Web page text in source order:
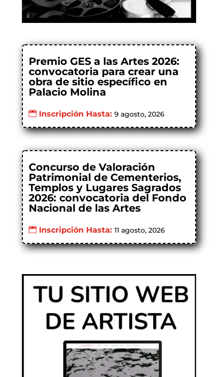
Premio GES a las Artes 2026:
convocatoria para crear una
obra de sitio específico en
Palacio Molina
Inscripción Hasta: 9 agosto, 2026
Concurso de Valoración
Patrimonial de Cementerios,
Templos y Lugares Sagrados
2026: convocatoria del Fondo
Nacional de las Artes
Inscripción Hasta: 11 agosto, 2026